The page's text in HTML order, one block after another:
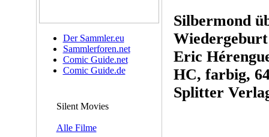
Der Sammler.eu
Sammlerforen.net
Comic Guide.net
Comic Guide.de
Silent Movies
Alle Filme
Silbermond
Wiedergeburt
Eric
HC, farbig,
Splitter